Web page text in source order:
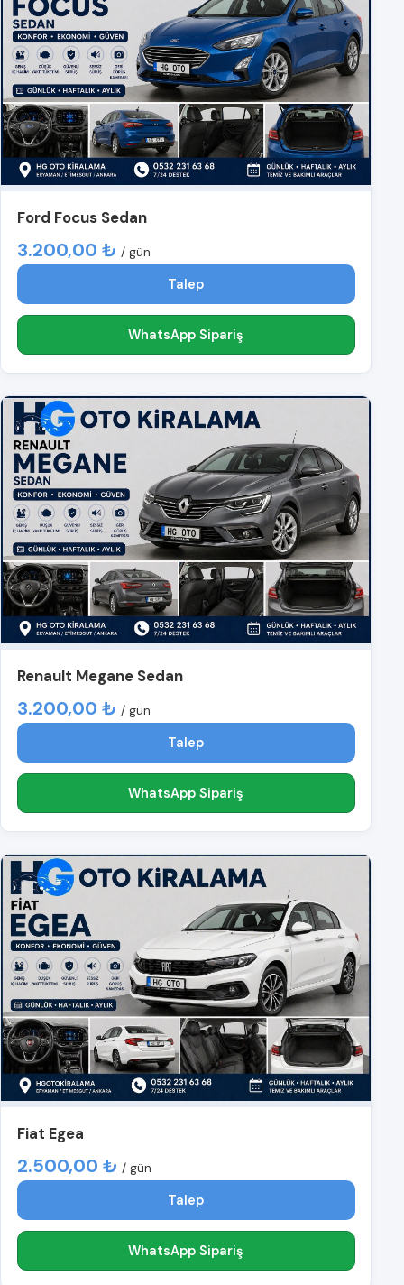
Ford Focus Sedan
3.200,00 ₺ / gün
Talep
WhatsApp Sipariş
Renault Megane Sedan
3.200,00 ₺ / gün
Talep
WhatsApp Sipariş
Fiat Egea
2.500,00 ₺ / gün
Talep
WhatsApp Sipariş